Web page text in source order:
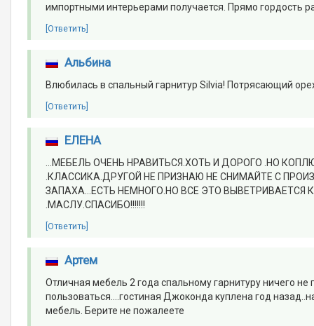
импортными интерьерами получается. Прямо гордость
[Ответить]
Альбина
Влюбилась в спальный гарнитур Silvia! Потрясающий
[Ответить]
ЕЛЕНА
...МЕБЕЛЬ ОЧЕНЬ НРАВИТЬСЯ.ХОТЬ И ДОРОГО .НО
.КЛАССИКА.ДРУГОЙ НЕ ПРИЗНАЮ НЕ СНИМАЙТЕ С
ЗАПАХА...ЕСТЬ НЕМНОГО.НО ВСЕ ЭТО
.МАСЛУ.СПАСИБО!!!!!!!
[Ответить]
Артем
Отличная мебель 2 года спальному гарнитуру ничего
пользоваться....гостиная Джоконда куплена год
мебель. Берите не пожалеете